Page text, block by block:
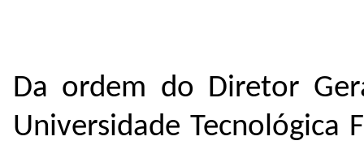
Da ordem do Diretor
Universidade Tecnológica